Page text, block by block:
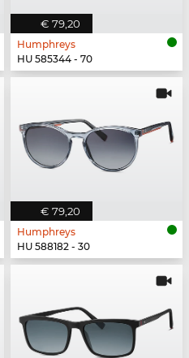
€ 79,20
Humphreys
HU 585344 - 70
€ 79,20
Humphreys
HU 588182 - 30